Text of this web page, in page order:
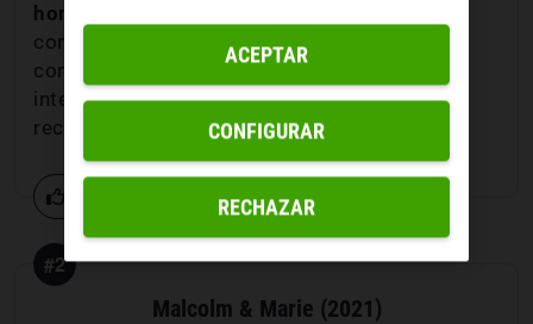
honesta
contemporáneos mientras exploramos temas
como las
drogas, el sexo y la violencia
interpretación le valió un merecido
reconocimiento y unpremio Emmy en 2020
#2
Malcolm & Marie (2021)
RECHAZAR
ACEPTAR
CONFIGURAR